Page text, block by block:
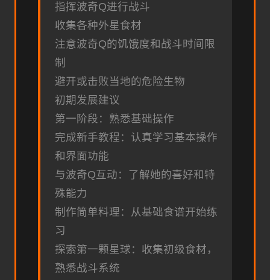
指挥波奇Q进行战斗
收集各种外星食材
注意波奇Q的饥饿度和战斗时间限
制
避开或击败当地的危险生物
初期发展建议
第一阶段：熟悉基础操作
完成新手教程：认真学习基本操作
和界面功能
与波奇Q互动：了解她的喜好和特
殊能力
制作简单料理：从基础食谱开始练
习
探索第一颗星球：收集初级食材，
熟悉战斗系统